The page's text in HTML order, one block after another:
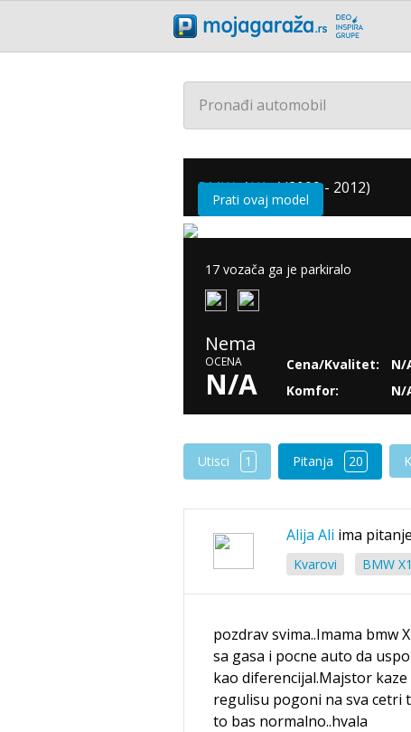
Pronađi automobil
BMW /X1 /(2009 - 2012)
Prati ovaj model
17 vozača ga je parkiralo
Nema
OCENA
N/A
Cena/Kvalitet:
N/
Komfor:
N/
Utisci 1 Pitanja 20
Alija Ali ima
Kvarovi BMW
pozdrav svima..Imama bmw
sa gasa i pocne auto da
kao diferencijal.Majstor
regulisu pogoni na sva cetri
to bas normalno..hvala